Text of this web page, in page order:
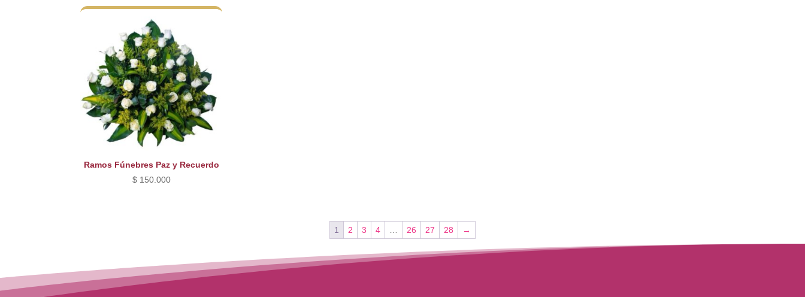
$ 210.000.
Ramos Fúnebres Paz y Recuerdo
$150.000
1 2 3 4 26 27 28 →